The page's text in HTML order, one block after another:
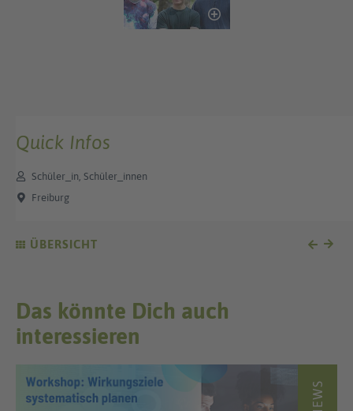
ÜBERSICHT
Quick Infos
Schüler_in, Schüler_innen
Freiburg
Das könnte Dich auch
interessieren
NEWS